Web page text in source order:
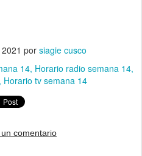
por siagie cusco
14 Horario radio semana 14
Horario tv semana 14
comentario